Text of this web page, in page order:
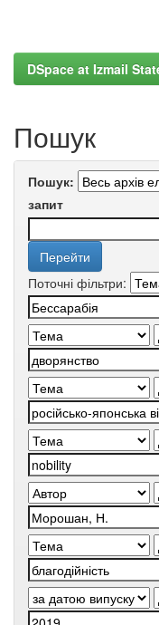
DSpace at Izmail
Пошук
Пошук:
запит
Поточні фільтри: